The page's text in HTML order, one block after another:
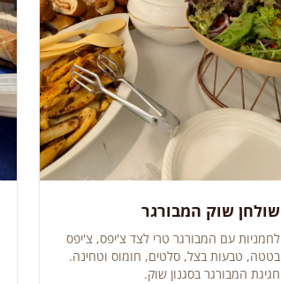
שולחן שוק המבורגר
לחמניות עם המבורגר טרי לצד צ'יפס, צ'יפס
בטטה, טבעות בצל, סלטים, חומוס וטחינה.
חגיגת המבורגר בסגנון שוק.